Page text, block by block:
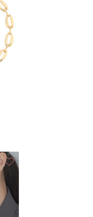
お気に入り